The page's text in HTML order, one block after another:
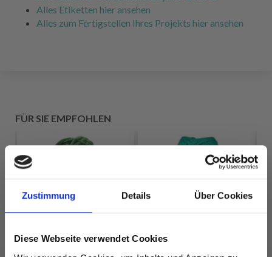
Zustimmung Details Über Cookies
Diese Webseite verwendet Cookies
Alles Etiketten hier ansehen
Alles zum Fertigstellen Ihres Projekts hier ansehen
FÜR SIE EMPFOHLEN